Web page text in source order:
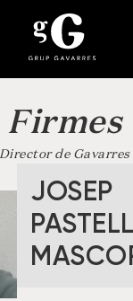
Firmes
Director de Gavarres
JOSEP